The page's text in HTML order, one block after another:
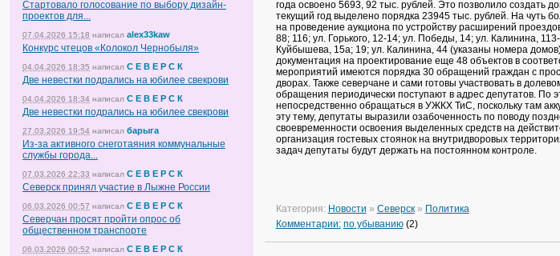
Стартовало голосование по выбору дизайн-
проектов для...
07.04.2026 15:18 написал alex33kaw
Конкурс чтецов «Колокол Чернобыля»
04.04.2026 18:35 написал С Е В Е Р С К
Две невестки подрались на юбилее свекрови
04.04.2026 18:34 написал С Е В Е Р С К
Две невестки подрались на юбилее свекрови
27.03.2026 19:54 написал барыга
Из-за активного снеготаяния коммунальные
службы города...
07.03.2026 22:33 написал С Е В Е Р С К
Северск принял участие в Лыжне России
06.03.2026 00:57 написал С Е В Е Р С К
Северчан просят пройти опрос об
общественном транспорте
06.03.2026 00:52 написал С Е В Е Р С К
года освоено 5693, 92 тыс. рублей. Это позволило создать
текущий год выделено порядка 23945 тыс. рублей. На чуть
на проведение аукциона по устройству расширений
88; 116; ул. Горького, 12-14; ул. Победы, 14; ул. Калинина,
Куйбышева, 15а; 19; ул. Калинина, 44 (указаны номера
документация на проектирование еще 48 объектов в
мероприятий имеются порядка 30 обращений граждан с
дворах. Также северчане и сами готовы участвовать в
обращения периодически поступают в адрес депутатов. По
непосредственно обращаться в УЖКХ ТиС, поскольку там
эту тему, депутаты выразили озабоченность по поводу
своевременности освоения выделенных средств на
организация гостевых стоянок на внутридворовых
задач депутаты будут держать на постоянном контроле.
Категория: Новости » Северск» Политика
Комментарии: по убыванию(2)